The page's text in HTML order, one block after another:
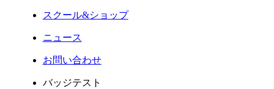
スクール&ショップ
ニュース
お問い合わせ
バッジテスト